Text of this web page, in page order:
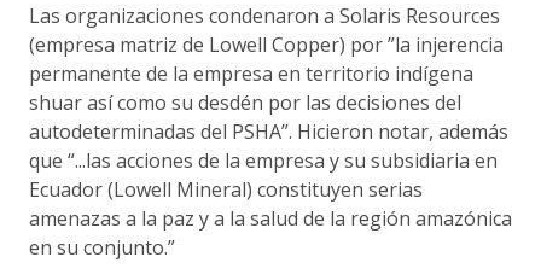
Las organizaciones condenaron a Solaris Resources
(empresa matriz de Lowell Copper) por ”la injerencia
permanente de la empresa en territorio indígena
shuar así como su desdén por las decisiones del
autodeterminadas del PSHA”. Hicieron notar, además
que “...las acciones de la empresa y su subsidiaria en
Ecuador (Lowell Mineral) constituyen serias
amenazas a la paz y a la salud de la región amazónica
en su conjunto.”